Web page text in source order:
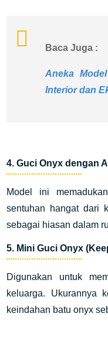
Baca Juga :
Aneka
Interior dan
4.Guci Onyx dengan
Model ini
sentuhan hangat dari
sebagai hiasan dalam
5. Mini Guci Onyx
Digunakan untuk
keluarga. Ukurannya
keindahan batu onyx